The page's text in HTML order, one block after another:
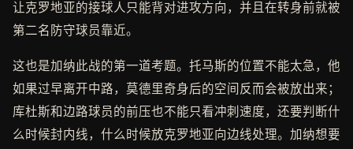
让克罗地亚的接球人只能背对进攻方向，并且在转身前就被
第二名防守球员靠近。
这也是加纳此战的第一道考题。托马斯的位置不能太急，他
如果过早离开中路，莫德里奇身后的空间反而会被放出来；
库杜斯和边路球员的前压也不能只看冲刺速度，还要判断什
么时候封内线，什么时候放克罗地亚向边线处理。加纳想要